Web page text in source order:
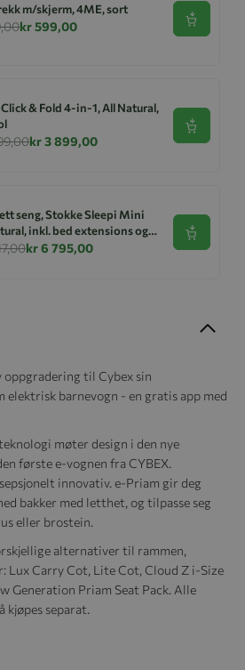
m/skjerm, 4ME, sort
kr 599,00 Se
& Fold 4-in-1, All Natural,
kr 3 899,00
Se
seng, Stokke Sleepi Mini
inkl. bed extensions og
kr 6 795,00
Se
oppgradering til Cybex sin
elektrisk barnevogn - en gratis app med
møter design i den nye
første e-vognen fra CYBEX.
innovativ. e-Priam gir deg
bakker med letthet, og tilpasse seg
eller brostein.
alternativer til rammen,
Lux Carry Cot, Lite Cot, Cloud Z i-Size
Generation Priam Seat Pack. Alle
kjøpes separat.